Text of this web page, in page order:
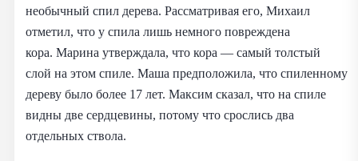
необычный спил дерева. Рассматривая его, Михаил
отметил, что у спила лишь немного повреждена
кора. Марина утверждала, что кора — самый толстый
слой на этом спиле. Маша предположила, что спиленному
дереву было более 17 лет. Максим сказал, что на спиле
видны две сердцевины, потому что срослись два
отдельных ствола.